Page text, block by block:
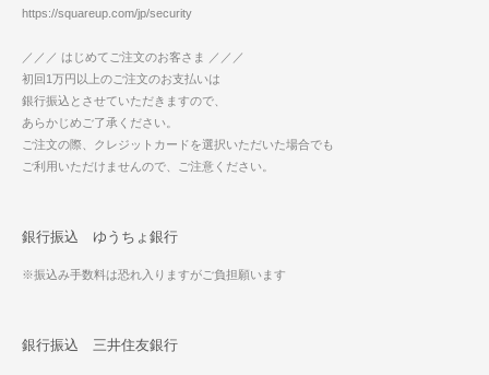
https://squareup.com/jp/security
／／／ はじめてご注文のお客さま ／／／
初回1万円以上のご注文のお支払いは
銀行振込とさせていただきますので、
あらかじめご了承ください。
ご注文の際、クレジットカードを選択いただいた場合でも
ご利用いただけませんので、ご注意ください。
銀行振込 ゆうちょ銀行
※振込み手数料は恐れ入りますがご負担願います
銀行振込 三井住友銀行